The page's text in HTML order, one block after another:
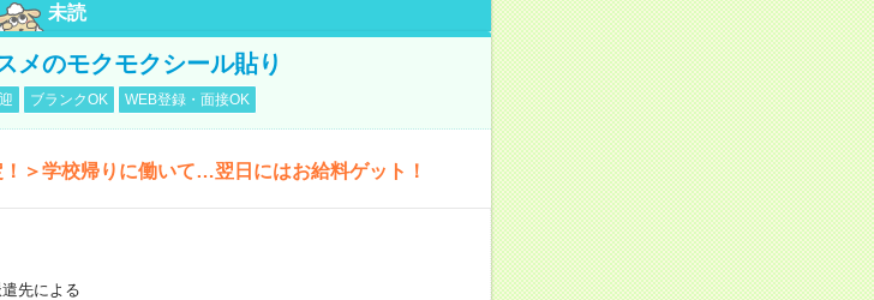
未読
メのモクモクシール貼り
ブランクOK WEB登録・面接OK
＞学校帰りに働いて…翌日にはお給料ゲット！
先による